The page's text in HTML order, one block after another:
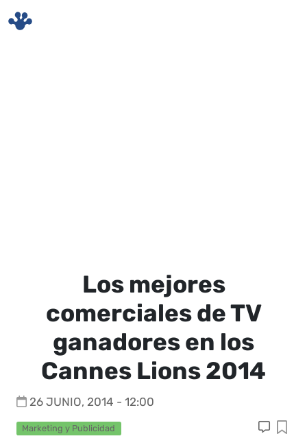
Los mejores
comerciales de TV
ganadores en los
Cannes Lions 2014
26 JUNIO, 2014 - 12:00
Marketing y Publicidad